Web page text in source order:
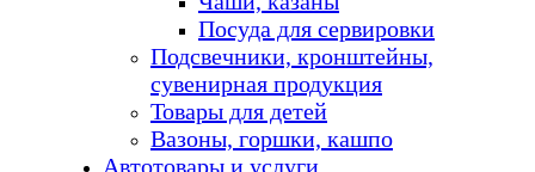
Посуда для сервировки
Подсвечники, кронштейны,
сувенирная продукция
Товары для детей
Вазоны, горшки, кашпо
Автотовары и услуги